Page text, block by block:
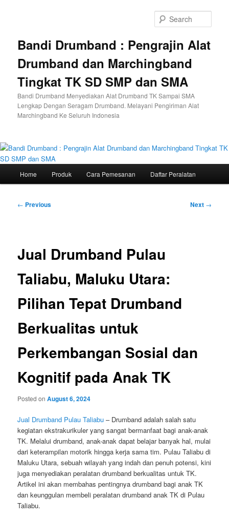
Bandi Drumband : Pengrajin Alat
Drumband dan Marchingband
Tingkat TK SD SMP dan SMA
Bandi Drumband Menyediakan Alat Drumband TK Sampai SMA
Lengkap Dengan Seragam Drumband. Melayani Pengiriman Alat
Marchingband Ke Seluruh Indonesia
Home Produk Cara Pemesanan Daftar Peralatan
Post
← Previous Next →
Jual Drumband Pulau
Taliabu, Maluku Utara:
Pilihan Tepat Drumband
Berkualitas untuk
Perkembangan Sosial dan
Kognitif pada Anak TK
Posted onAugust 6, 2024
Jual Drumband Pulau Taliabu – Drumband adalah salah satu
kegiatan ekstrakurikuler yang sangat bermanfaat bagi anak-anak
TK. Melalui drumband, anak-anak dapat belajar banyak hal, mulai
dari keterampilan motorik hingga kerja sama tim. Pulau Taliabu di
Maluku Utara, sebuah wilayah yang indah dan penuh potensi, kini
juga menyediakan peralatan drumband berkualitas untuk TK.
Artikel ini akan membahas pentingnya drumband bagi anak TK
dan keunggulan membeli peralatan drumband anak TK di Pulau
Taliabu.